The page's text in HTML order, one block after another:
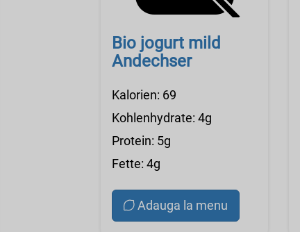
Bio jogurt mild
Andechser
Kalorien: 69
Kohlenhydrate: 4g
Protein: 5g
Fette: 4g
Adauga la menu